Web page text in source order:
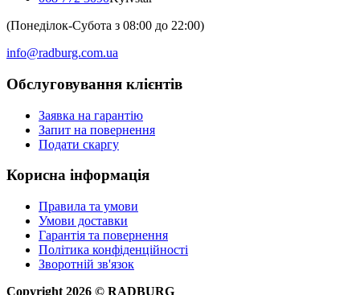
(Понеділок-Субота з 08:00 до 22:00)
info@radburg.com.ua
Обслуговування клієнтів
Заявка на гарантію
Запит на повернення
Подати скаргу
Корисна інформація
Правила та умови
Умови доставки
Гарантія та повернення
Політика конфіденційності
Зворотній зв'язок
Copyright 2026 © RADBURG